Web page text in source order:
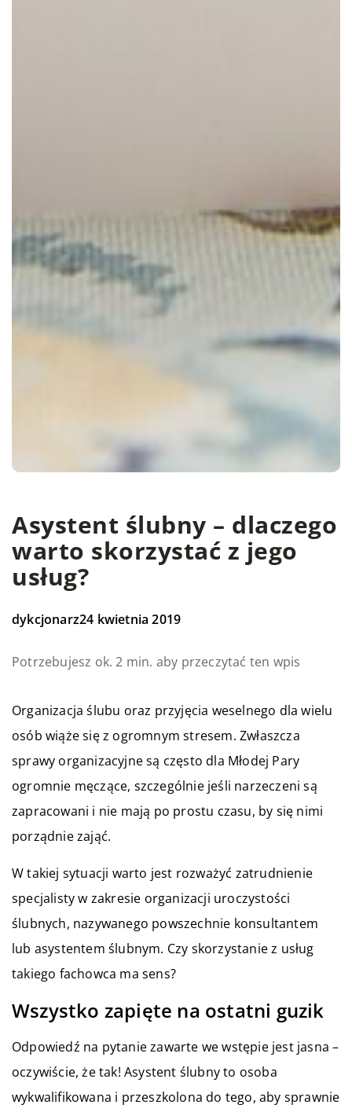
Asystent ślubny – dlaczego
warto skorzystać z jego
usług?
dykcjonarz24 kwietnia 2019
Potrzebujesz ok. 2 min. aby przeczytać ten wpis
Organizacja ślubu oraz przyjęcia weselnego dla wielu
osób wiąże się z ogromnym stresem. Zwłaszcza
sprawy organizacyjne są często dla Młodej Pary
ogromnie męczące, szczególnie jeśli narzeczeni są
zapracowani i nie mają po prostu czasu, by się nimi
porządnie zająć.
W takiej sytuacji warto jest rozważyć zatrudnienie
specjalisty w zakresie organizacji uroczystości
ślubnych, nazywanego powszechnie konsultantem
lub asystentem ślubnym. Czy skorzystanie z usług
takiego fachowca ma sens?
Wszystko zapięte na ostatni guzik
Odpowiedź na pytanie zawarte we wstępie jest jasna –
oczywiście, że tak! Asystent ślubny to osoba
wykwalifikowana i przeszkolona do tego, aby sprawnie